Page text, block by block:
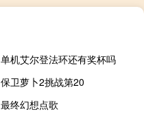
单机艾尔登法环还有奖杯吗
保卫萝卜2挑战第20
最终幻想点歌